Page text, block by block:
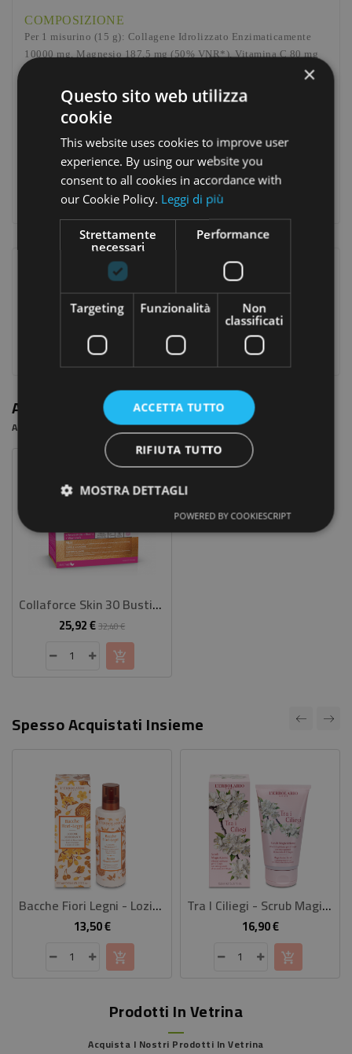
COMPOSIZIONE
Per 1 misurino (15 g): Collagene Idrolizzato Enzimaticamente
10000 mg, Magnesio 187,5 mg (50% VNR*), Vitamina C 80 mg
(100% VNR*), Acido Ialuronico 10 mg, Vitamina D 5 µg (100%
VNR*). * Valore Nutritivo di Riferimento.
MODALITÀ D’USO
colazione, sciolto in acqua o succo di frutta.
PRESENTAZIONE
Commenti (0) |
Ancora nessuna recensione da parte degli utenti.
Altre Persone Hanno Acquistato Anche
Add Related Product To Weekly Line Up
-20%
Prezzo Scontato
Collaforce Skin 30 Bustine
25,92 €Prezzo
base
32,40 €Prezzo
Spesso Acquistati Insieme
Bacche Fiori Legni - Lozione Deodorante
13,50 €Prezzo
Tra I Ciliegi - Scrub MagicAzione
16,90 €Prezzo
Prodotti In Vetrina
Acquista I Nostri Prodotti In Vetrina
×
Questo sito web utilizza
cookie
This website uses cookies to improve user
experience. By using our website you
consent to all cookies in accordance with
our Cookie Policy. Leggi di più
Strettamente
necessari
Performance
Targeting Funzionalità
Non
classificati
ACCETTA TUTTO
RIFIUTA TUTTO
MOSTRA DETTAGLI
POWERED BY COOKIESCRIPT